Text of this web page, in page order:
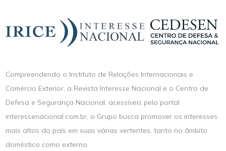
Compreendendo o Instituto de Relações Internacionais e
Comércio Exterior, a Revista Interesse Nacional e o Centro de
Defesa e Segurança Nacional, acessíveis pelo portal
interessenacional.com.br, o Grupo busca promover os interesses
mais altos do país em suas várias vertentes, tanto no âmbito
doméstico como externo.